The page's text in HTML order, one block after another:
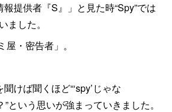
提供者『S』」と見た時“Spy”では
ました。
屋・密告者」。
けば聞くほど“‘spy’じゃな
”という思いが強まっていきました。